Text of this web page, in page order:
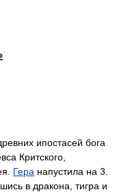
ипостасей бога
Критского,
Гера напустила на 3.
в дракона, тигра и